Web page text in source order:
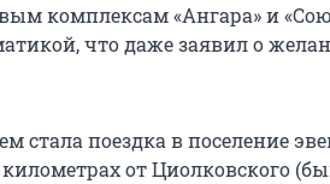
комплексам «Ангара» и
что даже заявил о
поездка в поселение
от Циолковского